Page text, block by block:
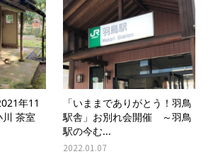
年11
川 茶室
「いままでありがとう！羽鳥
駅舎」お別れ会開催 ～羽鳥
駅の今む...
2022.01.07